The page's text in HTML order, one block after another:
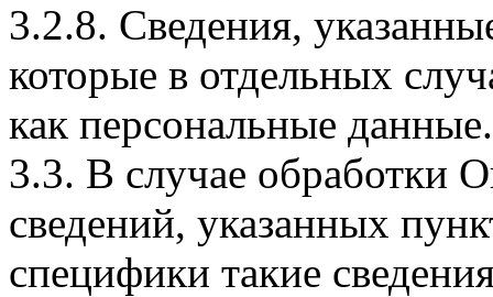
3.2.8. Сведения,
которые в отдельных
как персональные данные.
3.3. В случае обработки
сведений, указанных
специфики такие